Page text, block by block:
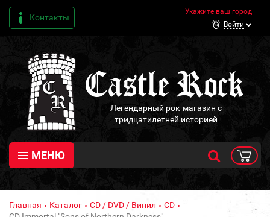
Контакты
Укажите ваш город
Войти
Легендарный рок-магазин с
тридцатилетней историей
МЕНЮ
Главная Каталог CD / DVD / Винил
CD